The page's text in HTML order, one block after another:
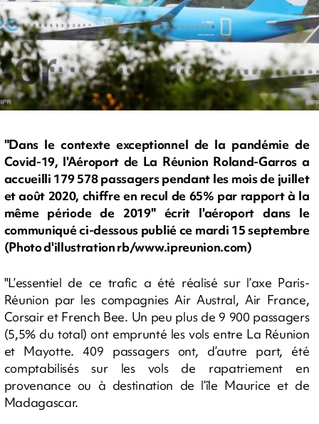
"Dans le contexte exceptionnel de la pandémie de
Covid-19, l'Aéroport de La Réunion Roland-Garros a
accueilli 179 578 passagers pendant les mois de juillet
et août 2020, chiffre en recul de 65% par rapport à la
même période de 2019" écrit l'aéroport dans le
communiqué ci-dessous publié ce mardi 15 septembre
(Photo d'illustration rb/www.ipreunion.com)
"L’essentiel de ce trafic a été réalisé sur l’axe Paris-
Réunion par les compagnies Air Austral, Air France,
Corsair et French Bee. Un peu plus de 9 900 passagers
(5,5% du total) ont emprunté les vols entre La Réunion
et Mayotte. 409 passagers ont, d’autre part, été
comptabilisés sur les vols de rapatriement en
provenance ou à destination de l’île Maurice et de
Madagascar.